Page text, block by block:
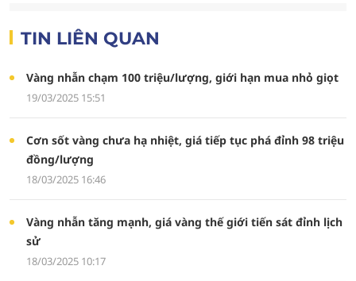
TIN LIÊN QUAN
Vàng nhẫn chạm 100 triệu/lượng, giới hạn mua nhỏ giọt
19/03/2025 15:51
Cơn sốt vàng chưa hạ nhiệt, giá tiếp tục phá đỉnh 98 triệu
đồng/lượng
18/03/2025 16:46
Vàng nhẫn tăng mạnh, giá vàng thế giới tiến sát đỉnh lịch
sử
18/03/2025 10:17